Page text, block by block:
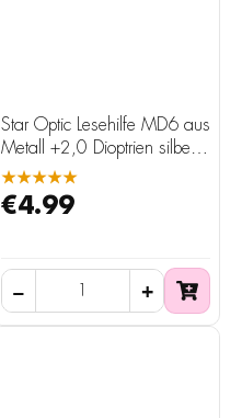
Star Optic Lesehilfe MD6 aus
Metall +2,0 Dioptrien silber
glänzend
★★★★★
€4.99